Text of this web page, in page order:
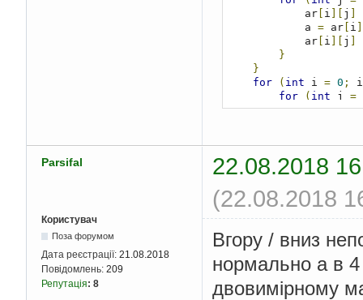
== 2 )
{
        cout
<<
>> shift
for
for
(
}
for
( int
                cout
}
            cout
<<
}
        cout
<<
"0 -
down \nchoice:"
        cin
>> cho
;
            ar
[ i j
            a
= ar[ i
            ar
[ i j
}
}
for
( int i = 0 ;
for
( int j =
            cout
<<
    cout
<<
"0 -
    cin
>> cho;
for
(;cho > 0 &&
if
(cho == 1 )
            cout
<<
            cin
>>
for
(int
Parsifal
22.08.2018
(22.08.2018
Користувач
Поза форумом
Дата реєстрації: 21.08.2018
Повідомлень: 209
Репутація: 8
Вгору / вниз
нормально а в
двовимірному